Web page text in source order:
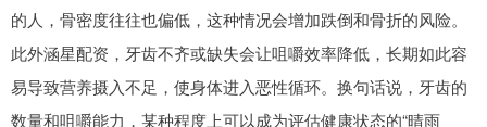
的人，骨密度往往也偏低，这种情况会增加跌倒和骨折的风险。
此外涵星配资，牙齿不齐或缺失会让咀嚼效率降低，长期如此容
易导致营养摄入不足，使身体进入恶性循环。换句话说，牙齿的
数量和咀嚼能力，某种程度上可以成为评估健康状态的“晴雨